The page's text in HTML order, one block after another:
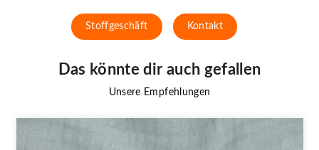
Stoffgeschäft Kontakt
Das könnte dir auch gefallen
Unsere Empfehlungen